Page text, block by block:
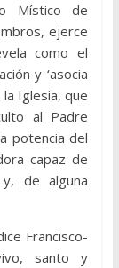
Místico de
ejerce
como el
y ‘asocia
Iglesia, que
al Padre
potencia del
capaz de
de alguna
Francisco-
santo y